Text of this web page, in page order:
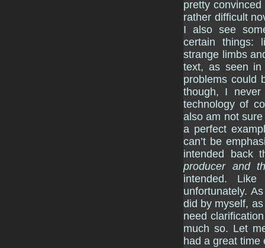
pretty
rather difficult
I also see
certain things:
strange limbs
text, as seen in
problems could
though, I
technology of
also am not
a perfect
can’t be
intended back
producer and
intended. Like
unfortunately.
did by myself,
need
much so. Let
had a great time